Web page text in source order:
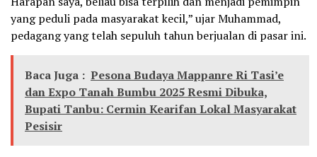
yang peduli pada masyarakat kecil,” ujar Muhammad,
pedagang yang telah sepuluh tahun berjualan di pasar ini.
Baca Juga : Pesona Budaya Mappanre Ri Tasi’e
dan Expo Tanah Bumbu 2025 Resmi Dibuka,
Bupati Tanbu: Cermin Kearifan Lokal Masyarakat
Pesisir